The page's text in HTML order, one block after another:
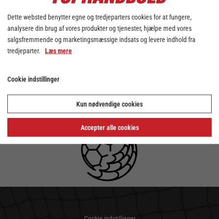
Dette websted benytter egne og tredjeparters cookies for at fungere,
analysere din brug af vores produkter og tjenester, hjælpe med vores
salgsfremmende og marketingsmæssige indsats og levere indhold fra
tredjeparter. Læs mere
Cookie indstillinger
Kun nødvendige cookies
Accepter alle cookies